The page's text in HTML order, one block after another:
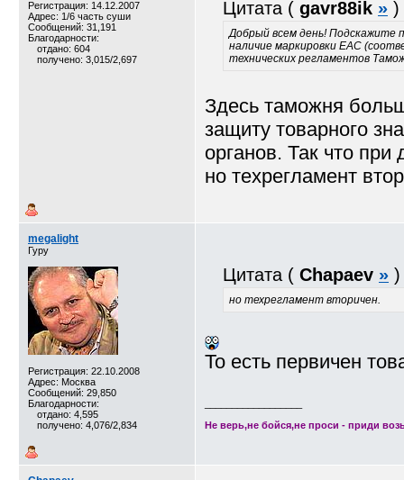
Регистрация: 14.12.2007
Адрес: 1/6 часть суши
Сообщений: 31,191
Благодарности:
отдано: 604
получено: 3,015/2,697
Цитата ( gavr88ik » )
Добрый всем день! Подскажите
наличие маркировки EAC
технических регламентов
Здесь таможня
защиту товарного
органов. Так что
но техрегламент
megalight
Гуру
Регистрация: 22.10.2008
Адрес: Москва
Сообщений: 29,850
Благодарности:
отдано: 4,595
получено: 4,076/2,834
Цитата ( Chapaev » )
но техрегламент вторичен.
То есть первичен
Не верь,не бойся,не проси - приди